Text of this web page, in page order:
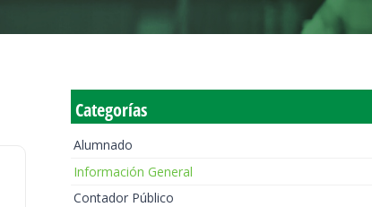
Categorías
Alumnado
Información General
Contador Público